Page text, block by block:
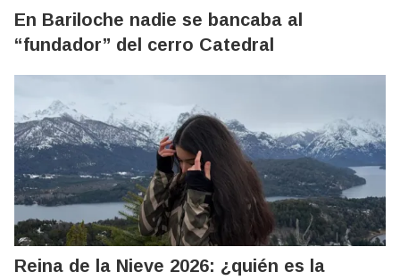
En Bariloche nadie se bancaba al
“fundador” del cerro Catedral
Reina de la Nieve 2026: ¿quién es la